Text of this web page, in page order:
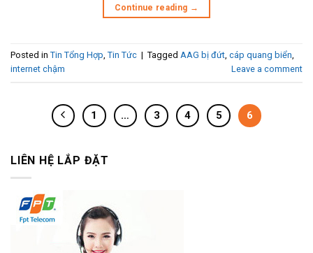
Continue reading →
Posted in Tin Tổng Hợp, Tin Tức | Tagged AAG bị đứt, cáp quang biển,
internet chậm
Leave a comment
1 … 3 4 5 6
LIÊN HỆ LẮP ĐẶT